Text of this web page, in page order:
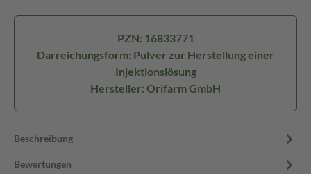
PZN: 16833771
Darreichungsform: Pulver zur Herstellung einer
Injektionslösung
Hersteller: Orifarm GmbH
Beschreibung
Bewertungen